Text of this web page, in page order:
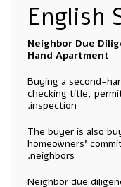
English
Neighbor Due
Hand Apartment
Buying a second-
checking title,
inspection.
The buyer is also
homeowners’
neighbors.
Neighbor due